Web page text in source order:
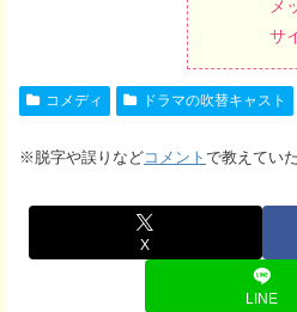
メ
サ
コメディ ドラマの吹替キャスト
※脱字や誤りなどコメント で教えてい
X
LINE